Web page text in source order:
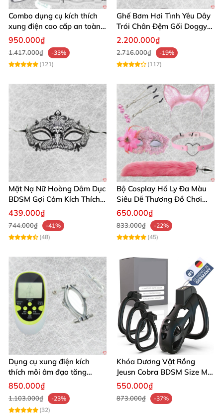
Combo dụng cụ kích thích
xung điện cao cấp an toàn
cho người lớn
950.000₫
1.417.000₫
-33%
(121)
Ghế Bơm Hơi Tình Yêu Dây
Trói Chân Đệm Gối Doggy
Nằm Sấp Kích Thích
2.200.000₫
2.716.000₫
-19%
(117)
Mặt Nạ Nữ Hoàng Dâm Dục
BDSM Gợi Cảm Kích Thích
Đam Mê Cuộc Yêu
439.000₫
744.000₫
-41%
(48)
Bộ Cosplay Hồ Ly Đa Màu
Siêu Dễ Thương Đồ Chơi
BDSM Hot
650.000₫
833.000₫
-22%
(45)
Dụng cụ xung điện kích
thích môi âm đạo tăng
khoái cảm an toàn
850.000₫
1.103.000₫
-23%
(32)
Khóa Dương Vật Rồng
Jeusn Cobra BDSM Size M
Cao Cấp
550.000₫
873.000₫ -37%